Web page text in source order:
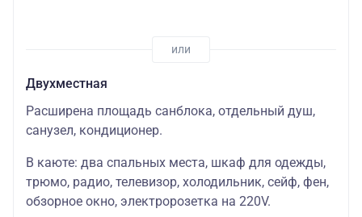
Двухместная
Расширена площадь санблока, отдельный душ,
санузел, кондиционер.
В каюте: два спальных места, шкаф для одежды,
трюмо, радио, телевизор, холодильник, сейф, фен,
обзорное окно, электророзетка на 220V.